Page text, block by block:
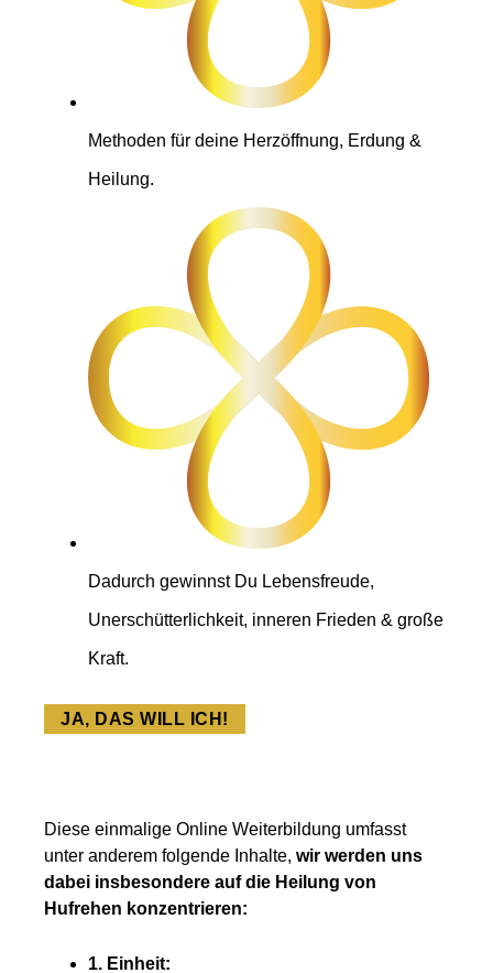
Methoden für deine Herzöffnung, Erdung &
Heilung.
Dadurch gewinnst Du Lebensfreude,
Unerschütterlichkeit, inneren Frieden & große
Kraft.
JA, DAS WILL ICH!
Diese einmalige Online Weiterbildung umfasst
unter anderem folgende Inhalte, wir werden uns
dabei insbesondere auf die Heilung von
Hufrehen konzentrieren:
1. Einheit: